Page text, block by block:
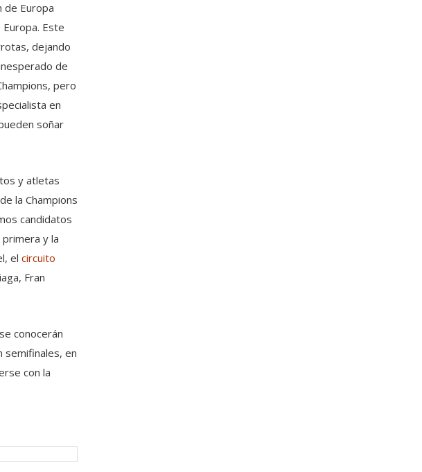
de Europa
Este
dejando
de
pero
en
soñar
y atletas
la Champions
candidatos
y la
el circuito
Fran
conocerán
semifinales, en
con la